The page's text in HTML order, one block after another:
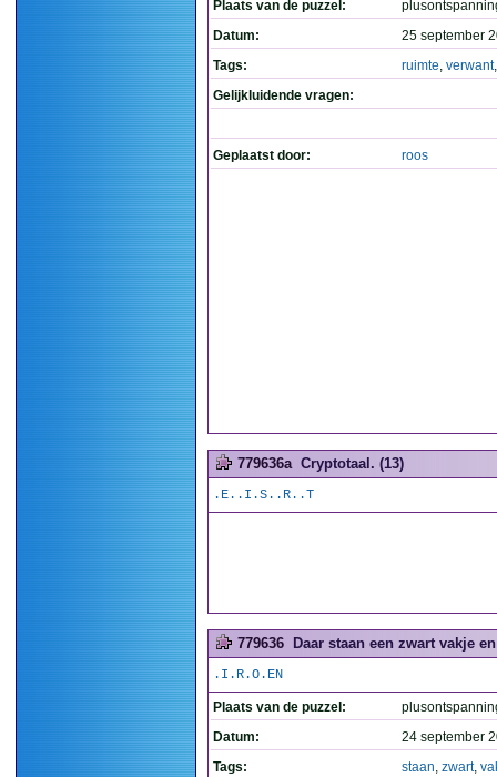
Plaats van de puzzel:
Datum:
25 september
Tags:
ruimte, verwant
Gelijkluidende vragen:
Geplaatst door: roos
779636a Cryptotaal. (13)
.E..I.S..R..T
779636 Daar staan een zwart vakje
.I.R.O.EN
Plaats van de puzzel:
Datum:
24 september
Tags:
staan, zwart,